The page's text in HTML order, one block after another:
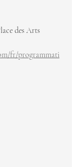
des Arts
fr/programmati